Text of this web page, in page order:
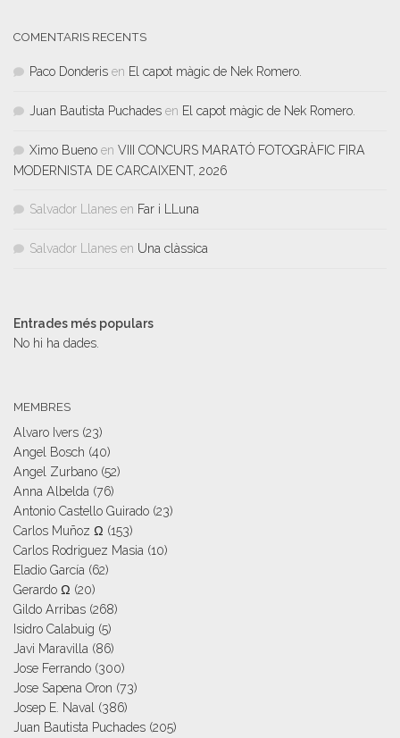
COMENTARIS RECENTS
Paco Donderis en El capot màgic de Nek Romero.
Juan Bautista Puchades en El capot màgic de Nek Romero.
Ximo Bueno en VIII CONCURS MARATÓ FOTOGRÀFIC FIRA
MODERNISTA DE CARCAIXENT, 2026
Salvador Llanes en Far i LLuna
Salvador Llanes en Una clàssica
Entrades més populars
No hi ha dades.
MEMBRES
Alvaro Ivers (23)
Angel Bosch (40)
Angel Zurbano (52)
Anna Albelda (76)
Antonio Castello Guirado (23)
Carlos Muñoz Ω (153)
Carlos Rodriguez Masia (10)
Eladio García (62)
Gerardo Ω (20)
Gildo Arribas (268)
Isidro Calabuig (5)
Javi Maravilla (86)
Jose Ferrando (300)
Jose Sapena Oron (73)
Josep E. Naval
(386)
Juan Bautista Puchades (205)